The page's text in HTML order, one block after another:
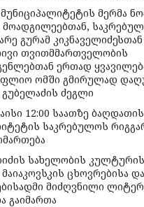
მერმა
მოადგილეებთან,
გურამ
თვითმმართველობის
ერთად
ომში გმირულად
ძეგლი
12:00 საათზე ბაღდათის
საკრებულოს
სახელობის
ცხოვრებისა და
მიძღვნილი
გაიმართა